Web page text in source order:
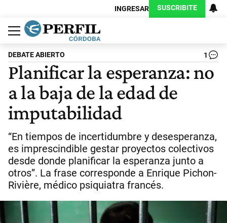
INGRESAR SUSCRIBITE
Política
Economía
Judiciales
Sociedad
Cultura
Espectáculos
Deportes
Protagonistas
DEBATE ABIERTO 1
Planificar la esperanza: no
a la baja de la edad de
imputabilidad
“En tiempos de incertidumbre y desesperanza,
es imprescindible gestar proyectos colectivos
desde donde planificar la esperanza junto a
otros”. La frase corresponde a Enrique Pichon-
Rivière, médico psiquiatra francés.